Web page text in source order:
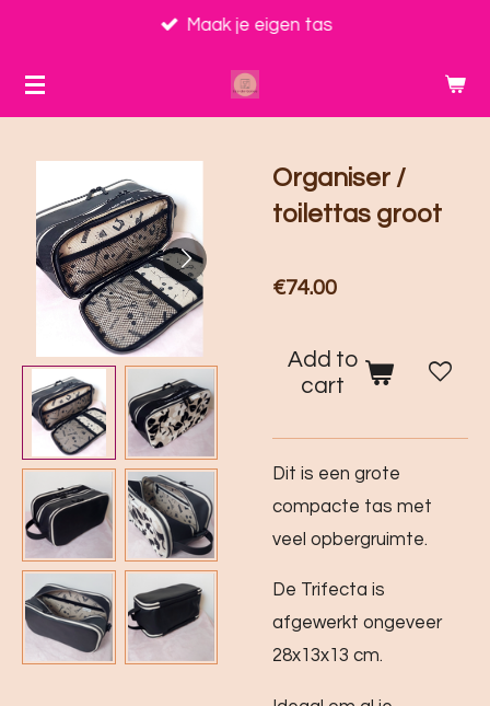
main
content
Maak je eigen tas
Organiser /
toilettas groot
€74.00
Add to
cart
Dit is een grote
compacte tas met
veel opbergruimte.
De Trifecta is
afgewerkt ongeveer
28x13x13 cm.